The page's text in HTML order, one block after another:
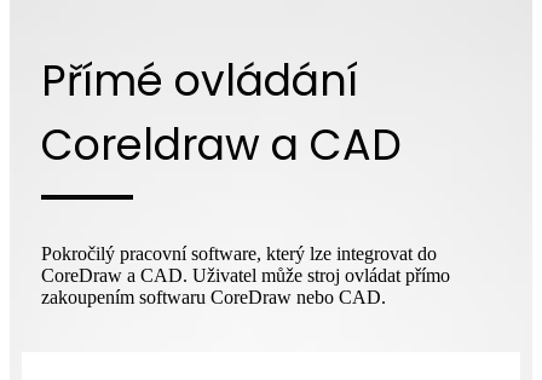
Přímé ovládání
Coreldraw a CAD
Pokročilý pracovní software, který lze integrovat do
CoreDraw a CAD. Uživatel může stroj ovládat přímo
zakoupením softwaru CoreDraw nebo CAD.